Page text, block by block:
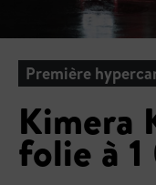
Première
Kimera
folie à